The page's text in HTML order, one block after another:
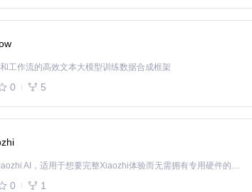
包括利用其WebSocket功能实现高效的客户端-服务器通
，以保证应用的高效运行。
例如，数据库连接适配器、身份验证中间件和性能监控
适应更广泛的业务需求。
和参与社区讨论，以便于更好地掌握该框架的高级特性
工作流的高效文本大模型训练数据合成框架
0 5
基于Python的Xiaozhi AI，适用于想要完整Xiaozhi体验而无需拥有专用硬件的用户。
0 1